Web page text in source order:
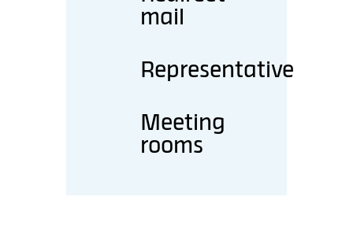
mail
Representative
Meeting
rooms